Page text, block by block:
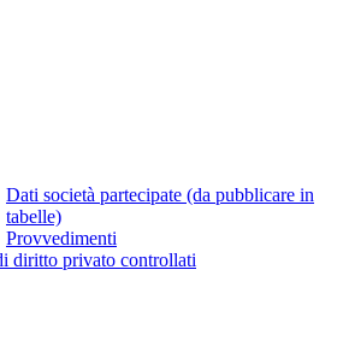
Dati società partecipate (da pubblicare in
tabelle)
Provvedimenti
diritto privato controllati